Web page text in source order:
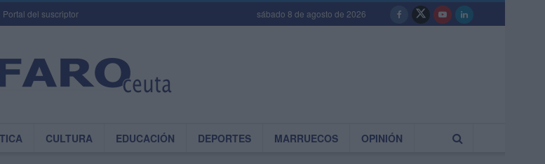
Portal del suscriptor sábado 8 de agosto de 2026
CULTURA EDUCACIÓN DEPORTES MARRUECOS OPINIÓN